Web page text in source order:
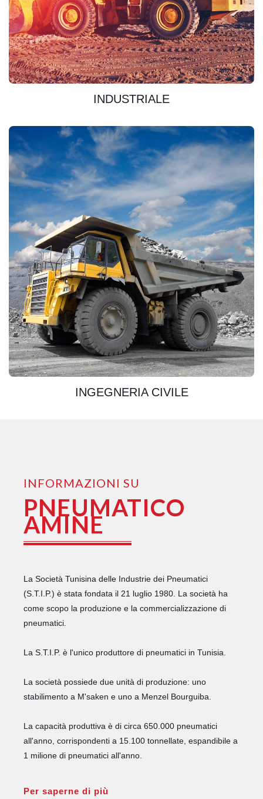
SCOPRIRE
INDUSTRIALE
SCOPRIRE
INGEGNERIA CIVILE
INFORMAZIONI SU
PNEUMATICO
AMINE
La Società Tunisina delle Industrie dei Pneumatici
(S.T.I.P.) è stata fondata il 21 luglio 1980. La società ha
come scopo la produzione e la commercializzazione di
pneumatici.
La S.T.I.P. è l'unico produttore di pneumatici in Tunisia.
La società possiede due unità di produzione: uno
stabilimento a M'saken e uno a Menzel Bourguiba.
La capacità produttiva è di circa 650.000 pneumatici
all'anno, corrispondenti a 15.100 tonnellate, espandibile a
1 milione di pneumatici all'anno.
Per saperne di più